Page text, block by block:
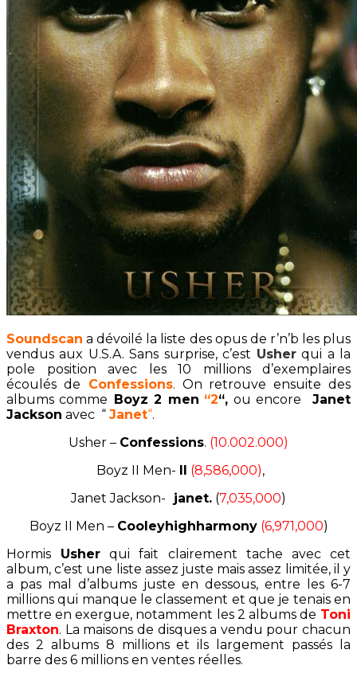
Soundscan a dévoilé la liste des opus de r’n’b les plus
vendus aux U.S.A. Sans surprise, c’est Usherqui a la
pole position avec les 10 millions d’exemplaires
écoulés de Confessions. On retrouve ensuite des
albums comme Boyz 2 men “2“, ou encore
Janet
Jackson avec “ Janet“.
Usher – Confessions. (10.002.000)
Boyz II Men- II (8,586,000),
Janet Jackson- janet. (7,035,000)
Boyz II Men – Cooleyhighharmony (6,971,000)
Hormis Usher qui fait clairement tache avec cet
album, c’est une liste assez juste mais assez limitée, il y
a pas mal d’albums juste en dessous, entre les 6-7
millions qui manque le classement et que je tenais en
mettre en exergue, notamment les 2 albums de Toni
Braxton. La maisons de disques a vendu pour chacun
des 2 albums 8 millions et ils largement passés la
barre des 6 millions en ventes réelles.